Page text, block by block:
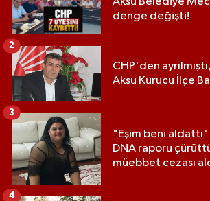
denge değişti!
CHP'den
Aksu Kurucu İlçe
2
"Eşim beni aldattı"
DNA raporu
müebbet cezası
3
4